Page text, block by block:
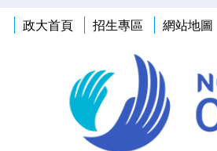
政大首頁 招生專區 網站地圖